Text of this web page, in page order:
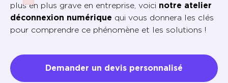
plus en plus grave en entreprise, voici notre atelier
déconnexion numérique qui vous donnera les clés
pour comprendre ce phénomène et les solutions !
Demander un devis personnalisé
Failed to initialize plugin: wplink
Failed to initialize plugin: wplink